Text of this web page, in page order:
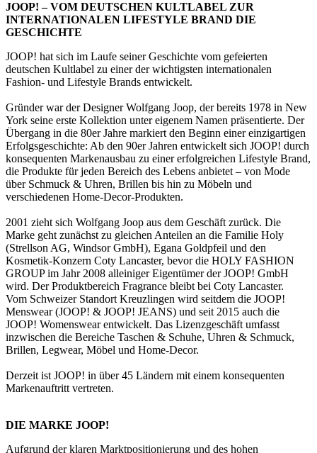
JOOP! – VOM DEUTSCHEN KULTLABEL ZUR
INTERNATIONALEN LIFESTYLE BRAND DIE
GESCHICHTE
JOOP! hat sich im Laufe seiner Geschichte vom gefeierten
deutschen Kultlabel zu einer der wichtigsten internationalen
Fashion- und Lifestyle Brands entwickelt.
Gründer war der Designer Wolfgang Joop, der bereits 1978 in New
York seine erste Kollektion unter eigenem Namen präsentierte. Der
Übergang in die 80er Jahre markiert den Beginn einer einzigartigen
Erfolgsgeschichte: Ab den 90er Jahren entwickelt sich JOOP! durch
konsequenten Markenausbau zu einer erfolgreichen Lifestyle Brand,
die Produkte für jeden Bereich des Lebens anbietet – von Mode
über Schmuck & Uhren, Brillen bis hin zu Möbeln und
verschiedenen Home-Decor-Produkten.
2001 zieht sich Wolfgang Joop aus dem Geschäft zurück. Die
Marke geht zunächst zu gleichen Anteilen an die Familie Holy
(Strellson AG, Windsor GmbH), Egana Goldpfeil und den
Kosmetik-Konzern Coty Lancaster, bevor die HOLY FASHION
GROUP im Jahr 2008 alleiniger Eigentümer der JOOP! GmbH
wird. Der Produktbereich Fragrance bleibt bei Coty Lancaster.
Vom Schweizer Standort Kreuzlingen wird seitdem die JOOP!
Menswear (JOOP! & JOOP! JEANS) und seit 2015 auch die
JOOP! Womenswear entwickelt. Das Lizenzgeschäft umfasst
inzwischen die Bereiche Taschen & Schuhe, Uhren & Schmuck,
Brillen, Legwear, Möbel und Home-Decor.
Derzeit ist JOOP! in über 45 Ländern mit einem konsequenten
Markenauftritt vertreten.
DIE MARKE JOOP!
Aufgrund der klaren Marktpositionierung und des hohen